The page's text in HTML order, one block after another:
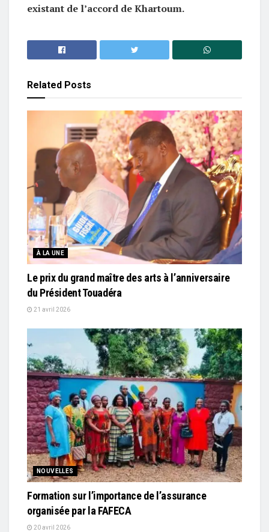
existant de l’accord de Khartoum.
Related Posts
À LA UNE
Le prix du grand maître des arts à l’anniversaire
du Président Touadéra
21 avril 2026
NOUVELLES
Formation sur l’importance de l’assurance
organisée par la FAFECA
20 avril 2026